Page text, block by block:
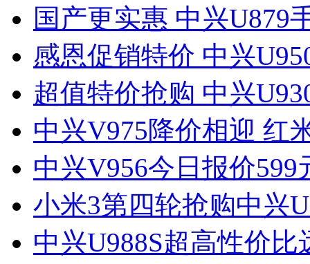
国产更实惠 中兴U879
感恩促销特价 中兴
超值特价抢购 中兴
中兴V975降价相迎 红
中兴V956今日报价599
小米3第四轮抢购中兴
中兴U988S超高性价比